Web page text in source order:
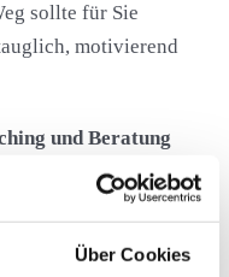
Über Cookies
sollte für Sie
motivierend
und Beratung
Neuorientierung
und